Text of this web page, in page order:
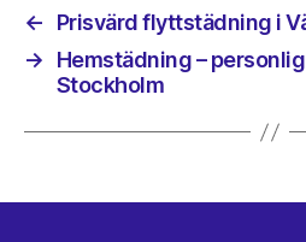
←
Prisvärd flyttstädning i
→
Hemstädning –
Stockholm